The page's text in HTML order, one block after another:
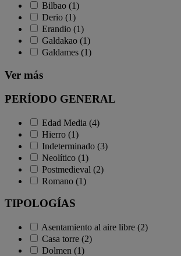
Bilbao (1)
Derio (1)
Erandio (1)
Galdakao (1)
Galdames (1)
Ver más
PERÍODO GENERAL
Edad Media (4)
Hierro (1)
Indeterminado (3)
Neolítico (1)
Postmedieval (2)
Romano (1)
TIPOLOGÍAS
Asentamiento al aire libre (2)
Casa torre (2)
Dolmen (1)